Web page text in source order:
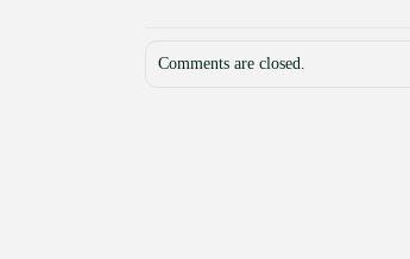
Comments are closed.